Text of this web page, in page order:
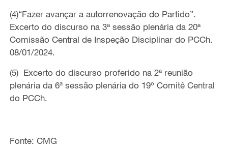
(4)“Fazer avançar a autorrenovação do Partido”.
Excerto do discurso na 3ª sessão plenária da 20ª
Comissão Central de Inspeção Disciplinar do PCCh.
08/01/2024.
(5) Excerto do discurso proferido na 2ª reunião
plenária da 6ª sessão plenária do 19º Comitê Central
do PCCh.
Fonte: CMG